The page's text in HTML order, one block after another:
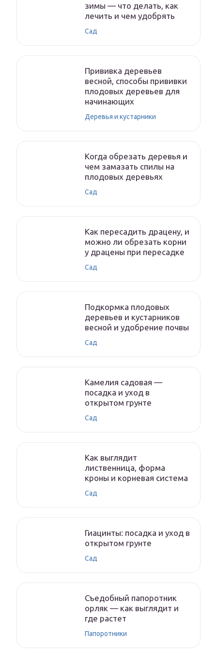
зимы — что делать, как
лечить и чем удобрять
Сад
Прививка деревьев
весной, способы прививки
плодовых деревьев для
начинающих
Деревья и кустарники
Когда обрезать деревья и
чем замазать спилы на
плодовых деревьях
Сад
Как пересадить драцену, и
можно ли обрезать корни
у драцены при пересадке
Сад
Подкормка плодовых
деревьев и кустарников
весной и удобрение почвы
Сад
Камелия садовая —
посадка и уход в
открытом грунте
Сад
Как выглядит
лиственница, форма
кроны и корневая система
Сад
Гиацинты: посадка и уход в
открытом грунте
Сад
Съедобный папоротник
орляк — как выглядит и
где растет
Папоротники